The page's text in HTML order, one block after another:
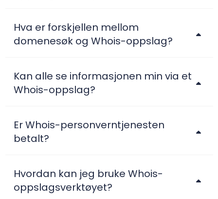
Hva er forskjellen mellom
domenesøk og Whois-oppslag?
Kan alle se informasjonen min via et
Whois-oppslag?
Er Whois-personverntjenesten
betalt?
Hvordan kan jeg bruke Whois-
oppslagsverktøyet?